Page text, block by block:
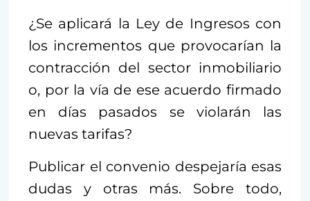
¿Se aplicará la Ley de Ingresos con
los incrementos que provocarían la
contracción del sector inmobiliario
o, por la vía de ese acuerdo firmado
en días pasados se violarán las
nuevas tarifas?
Publicar el convenio despejaría esas
dudas y otras más. Sobre todo,